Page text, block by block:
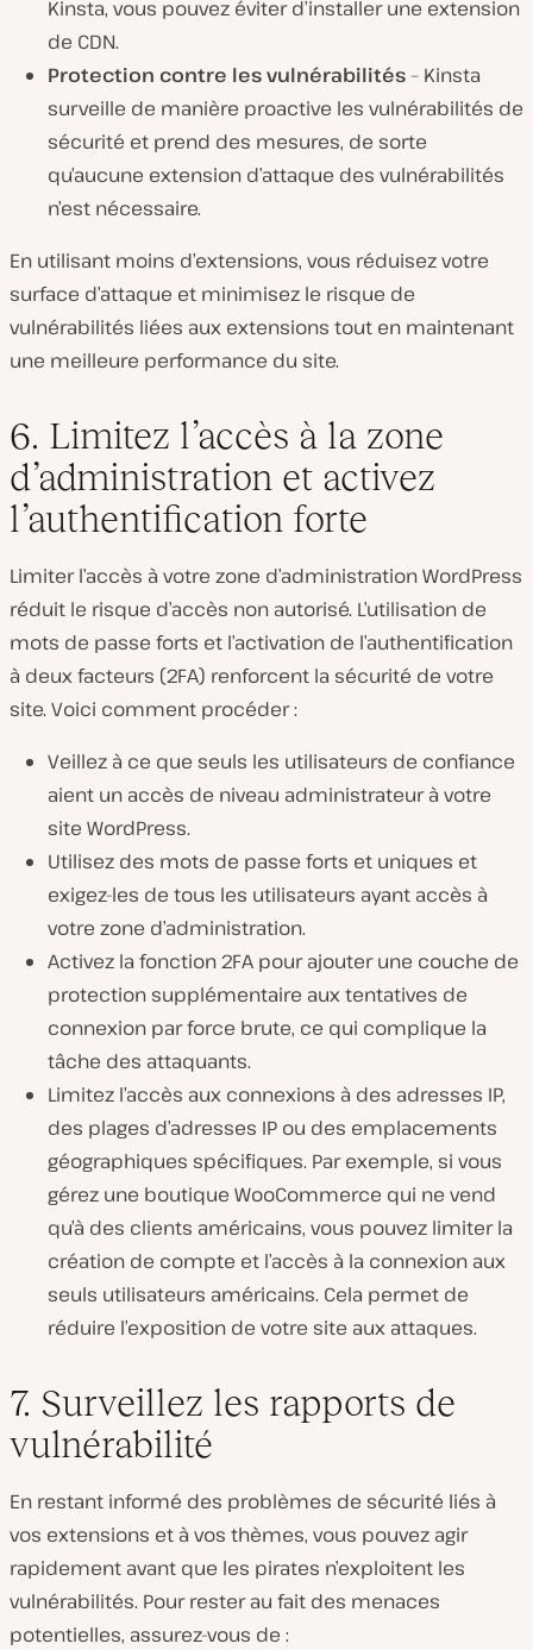
Kinsta, vous pouvez éviter d’installer une extension
de CDN.
Protection contre les vulnérabilités– Kinsta
surveille de manière proactive les vulnérabilités de
sécurité et prend des mesures, de sorte
qu’aucune extension d’attaque des vulnérabilités
n’est nécessaire.
En utilisant moins d’extensions, vous réduisez votre
surface d’attaque et minimisez le risque de
vulnérabilités liées aux extensions tout en maintenant
une meilleure performance du site.
6. Limitez l’accès à la zone
d’administration et activez
l’authentification forte
Limiter l’accès à votre zone d’administration WordPress
réduit le risque d’accès non autorisé. L’utilisation de
mots de passe forts et l’activation de l’authentification
à deux facteurs (2FA) renforcent la sécurité de votre
site. Voici comment procéder :
Veillez à ce que seuls les utilisateurs de confiance
aient un accès de niveau administrateur à votre
site WordPress.
Utilisez des mots de passe forts et uniques et
exigez-les de tous les utilisateurs ayant accès à
votre zone d’administration.
Activez la fonction 2FA pour ajouter une couche de
protection supplémentaire aux tentatives de
connexion par force brute, ce qui complique la
tâche des attaquants.
Limitez l’accès aux connexions à des adresses IP,
des plages d’adresses IP ou des emplacements
géographiques spécifiques. Par exemple, si vous
gérez une boutique WooCommerce qui ne vend
qu’à des clients américains, vous pouvez limiter la
création de compte et l’accès à la connexion aux
seuls utilisateurs américains. Cela permet de
réduire l’exposition de votre site aux attaques.
7. Surveillez les rapports de
vulnérabilité
En restant informé des problèmes de sécurité liés à
vos extensions et à vos thèmes, vous pouvez agir
rapidement avant que les pirates n’exploitent les
vulnérabilités. Pour rester au fait des menaces
potentielles, assurez-vous de :